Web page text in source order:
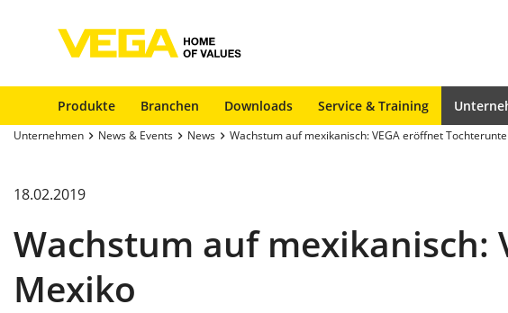
Produkte Branchen Downloads Service & Training
Unternehmen News & Events News Wachstum auf mexikanisch: VEGA eröffnet
18.02.2019
Wachstum auf mexikanisch:
Mexiko